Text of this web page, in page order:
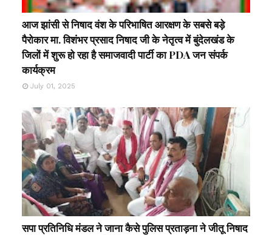
आज झांसी से निषाद वंश के परिभाषित आरक्षण के सबसे बड़े
पैरोकार मा. विशंभर प्रसाद निषाद जी के नेतृत्व में बुंदेलखंड के
जिलों में शुरू हो रहा है समाजवादी पार्टी का PDA जन संपर्क
कार्यक्रम
July 01, 2025
सपा प्रतिनिधि मंडल ने जाना कैसे पुलिस प्रताड़ना ने जीतू निषाद